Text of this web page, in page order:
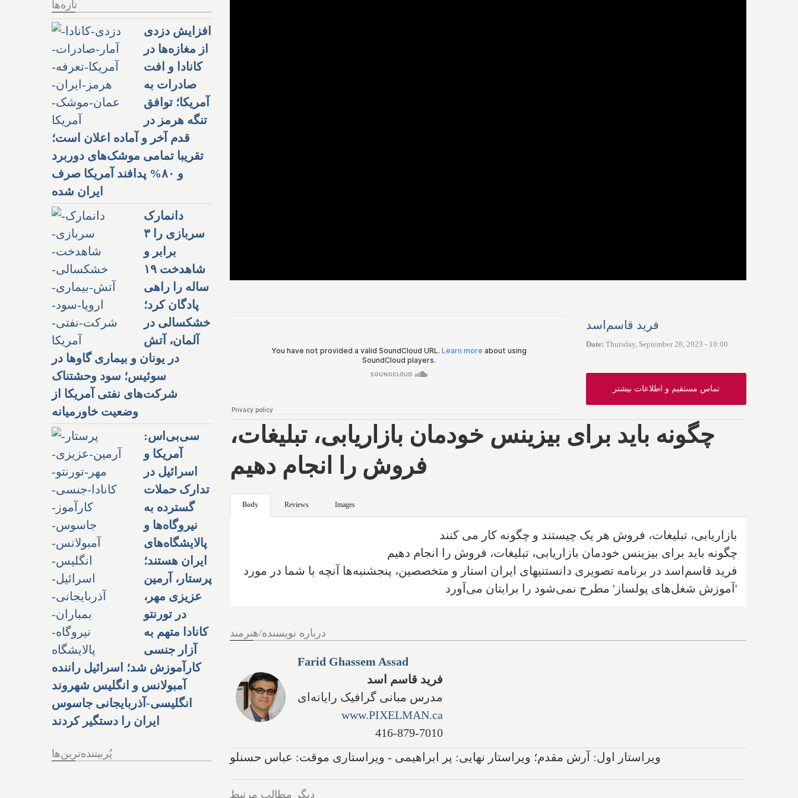
فرید قاسم‌اسد
Date: Thursday, September 28, 2023 - 10:00
تماس مستقیم و اطلاعات بیشتر
چگونه باید برای بیزینس خودمان بازاریابی، تبلیغات،
فروش را انجام دهیم
Body Reviews Images
بازاریابی، تبلیغات، فروش هر یک چیستند و چگونه کار می کنند
چگونه باید برای بیزینس خودمان بازاریابی، تبلیغات، فروش را انجام دهیم
فرید قاسم‌اسد در برنامه تصویری دانستنیهای ایران استار و متخصصین، پنجشنبه‌ها آنچه با شما در مورد
'آموزش شغل‌های پولساز' مطرح نمی‌شود را برایتان می‌آورد
درباره نویسنده/هنرمند
Farid Ghassem Assad
فرید قاسم اسد
مدرس مبانی گرافیک رایانه‌ای
www.PIXELMAN.ca
416-879-7010
ویراستار اول: آرش مقدم؛ ویراستار نهایی: پر ابراهیمی - ویراستاری موقت: عباس حسنلو
دیگر مطالب مرتبط
تازه‌ها
افزایش دزدی
از مغازه‌ها در
کانادا و افت
صادرات به
آمریکا؛ توافق
تنگه هرمز در
قدم آخر و آماده اعلان است؛
تقریبا تمامی موشک‌های دوربرد
و ۸۰% پدافند آمریکا صرف
ایران شده
دانمارک
سربازی را ۳
برابر و
شاهدخت ۱۹
ساله را راهی
پادگان کرد؛
خشکسالی در
آلمان، آتش
در یونان و بیماری گاوها در
سوئیس؛ سود وحشتناک
شرکت‌های نفتی آمریکا از
وضعیت خاورمیانه
سی‌بی‌اس:
آمریکا و
اسرائیل در
تدارک حملات
گسترده به
نیروگاه‌ها و
پالایشگاه‌های
ایران هستند؛
پرستار، آرمین
عزیزی مهر،
در تورنتو
کانادا متهم به
آزار جنسی
کارآموزش شد؛ اسرائیل راننده
آمبولانس و انگلیس شهروند
انگلیسی-آذربایجانی جاسوس
ایران را دستگیر کردند
پُربیننده‌ترین‌ها